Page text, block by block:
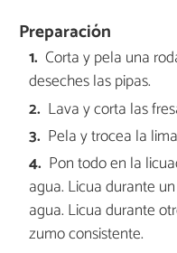
Preparación
Corta y pela una
deseches las pipas.
Lava y corta las
Pela y trocea la
Pon todo en la
agua. Licua durante
agua. Licua durante
zumo consistente.